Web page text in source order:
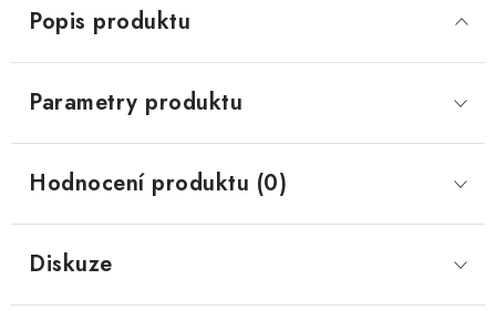
Popis produktu
Parametry produktu
Hodnocení produktu (0)
Diskuze